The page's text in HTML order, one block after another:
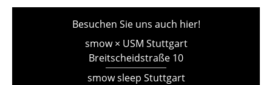
Mainz
Besuchen Sie uns auch hier!
smow × USM Stuttgart
Breitscheidstraße 10
smow sleep Stuttgart